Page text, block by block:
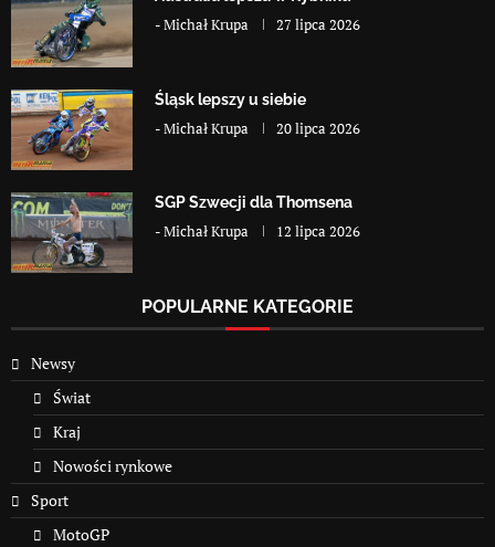
-Michał Krupa 27 lipca 2026
Śląsk lepszy u siebie
-Michał Krupa 20 lipca 2026
SGP Szwecji dla Thomsena
-Michał Krupa 12 lipca 2026
POPULARNE KATEGORIE
Newsy
Świat
Kraj
Nowości rynkowe
Sport
MotoGP